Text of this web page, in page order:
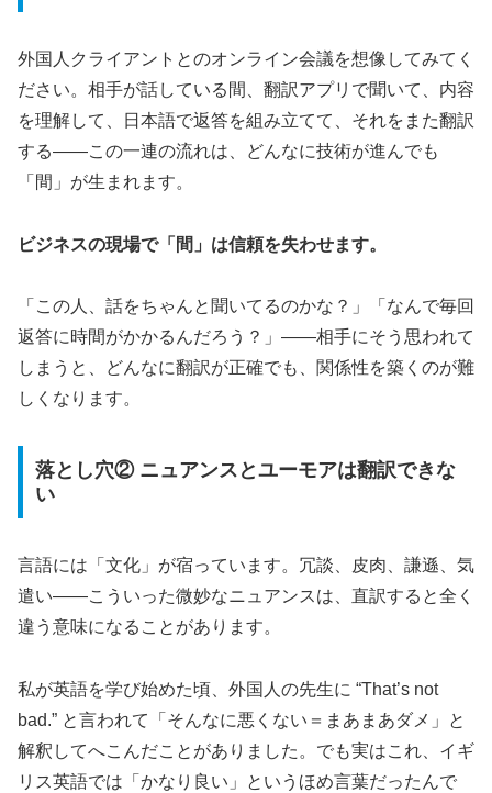
外国人クライアントとのオンライン会議を想像してみてく
ださい。相手が話している間、翻訳アプリで聞いて、内容
を理解して、日本語で返答を組み立てて、それをまた翻訳
する——この一連の流れは、どんなに技術が進んでも
「間」が生まれます。
ビジネスの現場で「間」は信頼を失わせます。
「この人、話をちゃんと聞いてるのかな？」「なんで毎回
返答に時間がかかるんだろう？」——相手にそう思われて
しまうと、どんなに翻訳が正確でも、関係性を築くのが難
しくなります。
落とし穴② ニュアンスとユーモアは翻訳できな
い
言語には「文化」が宿っています。冗談、皮肉、謙遜、気
遣い——こういった微妙なニュアンスは、直訳すると全く
違う意味になることがあります。
私が英語を学び始めた頃、外国人の先生に “That’s not
bad.” と言われて「そんなに悪くない＝まあまあダメ」と
解釈してへこんだことがありました。でも実はこれ、イギ
リス英語では「かなり良い」というほめ言葉だったんで